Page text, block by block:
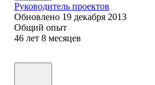
Руководитель проектов
Обновлено 19 декабря 2013
Общий опыт
46 лет 8 месяцев